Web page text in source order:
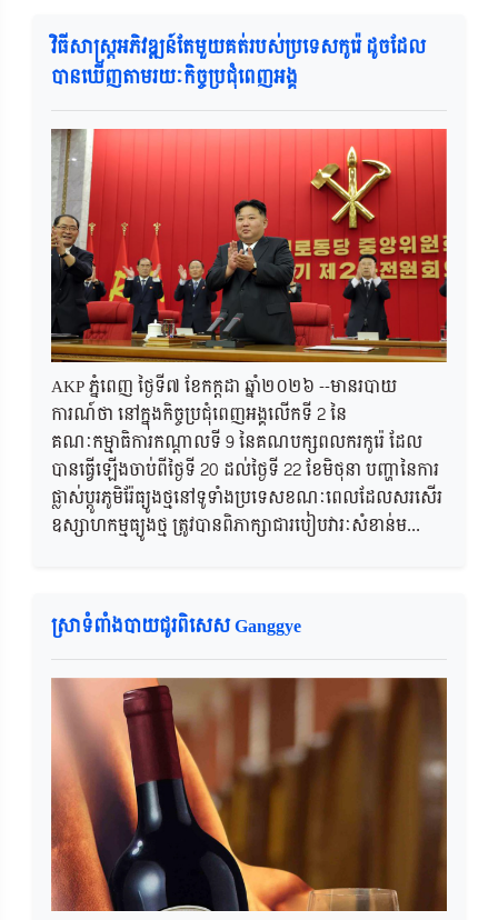
វិធីសាស្រ្តអភិវឌ្ឍន៍តែមួយគត់របស់ប្រទេសកូរ៉េ ដូចដែល
បានឃើញតាមរយៈកិច្ចប្រជុំពេញអង្គ
AKP ភ្នំពេញ ថ្ងៃទី៧ ខែកក្តដា ឆ្នាំ២០២៦ --មានរបាយ
ការណ៍ថា នៅក្នុងកិច្ចប្រជុំពេញអង្គលើកទី 2 នៃ
គណៈកម្មាធិការកណ្តាលទី 9 នៃគណបក្សពលករកូរ៉េ ដែល
បានធ្វើឡើងចាប់ពីថ្ងៃទី 20 ដល់ថ្ងៃទី 22 ខែមិថុនា បញ្ហានៃការ
ផ្លាស់ប្តូរភូមិរ៉ែធ្យូងថ្មនៅទូទាំងប្រទេសខណៈពេលដែលសរសើរ
ឧស្សាហកម្មធ្យូងថ្ម ត្រូវបានពិភាក្សាជារបៀបវារៈសំខាន់ម...
ស្រាទំពាំងបាយជូរពិសេស Ganggye